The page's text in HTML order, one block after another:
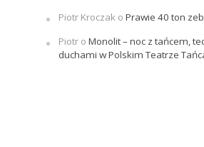
Piotr Kroczako Prawie 40 ton
Piotro Monolit – noc z tańcem,
duchami w Polskim Teatrze